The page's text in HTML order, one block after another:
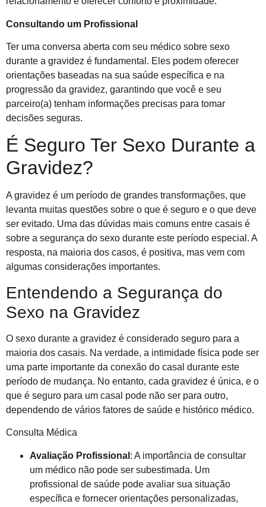
Consultando um Profissional
Ter uma conversa aberta com seu médico sobre sexo
durante a gravidez é fundamental. Eles podem oferecer
orientações baseadas na sua saúde específica e na
progressão da gravidez, garantindo que você e seu
parceiro(a) tenham informações precisas para tomar
decisões seguras.
É Seguro Ter Sexo Durante a
Gravidez?
A gravidez é um período de grandes transformações, que
levanta muitas questões sobre o que é seguro e o que deve
ser evitado. Uma das dúvidas mais comuns entre casais é
sobre a segurança do sexo durante este período especial. A
resposta, na maioria dos casos, é positiva, mas vem com
algumas considerações importantes.
Entendendo a Segurança do
Sexo na Gravidez
O sexo durante a gravidez é considerado seguro para a
maioria dos casais. Na verdade, a intimidade física pode ser
uma parte importante da conexão do casal durante este
período de mudança. No entanto, cada gravidez é única, e o
que é seguro para um casal pode não ser para outro,
dependendo de vários fatores de saúde e histórico médico.
Consulta Médica
Avaliação Profissional : A importância de consultar
um médico não pode ser subestimada. Um
profissional de saúde pode avaliar sua situação
específica e fornecer orientações personalizadas,